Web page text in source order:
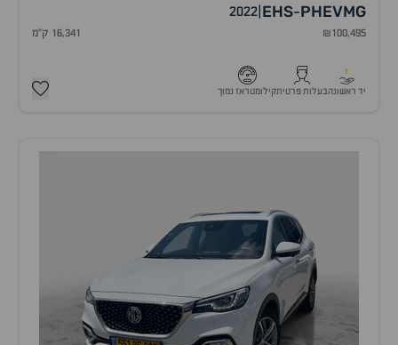
MG
EHS-PHEV
2022
₪100,495 16,341 ק"מ
1
יד ראשונהבעלות פרטיתקילומטראז נמוך